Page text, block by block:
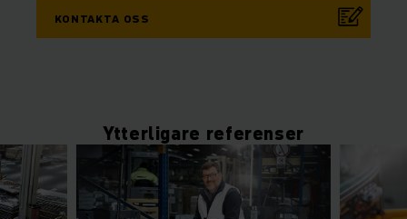
KONTAKTA OSS
Ytterligare referenser